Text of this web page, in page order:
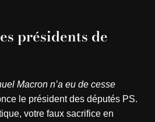
présidents de
Macron n’a eu de cesse
le président des députés PS.
votre faux sacrifice en